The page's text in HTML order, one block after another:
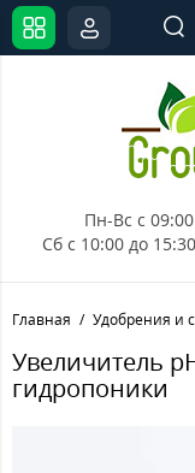
Пн-Вс с
Сб с 10:00 до
Главная Удобрения и
Увеличитель
гидропоники